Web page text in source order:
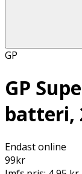
GP
GP
batteri,
Endast online
99kr